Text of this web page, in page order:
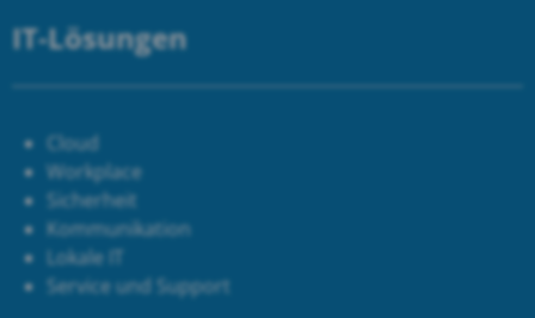
IT-Lösungen
Cloud
Workplace
Sicherheit
Kommunikation
Lokale IT
Service und Support